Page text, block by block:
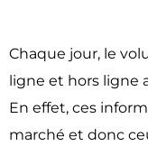
Chaque jour, le
ligne et hors ligne
En effet, ces
marché et donc